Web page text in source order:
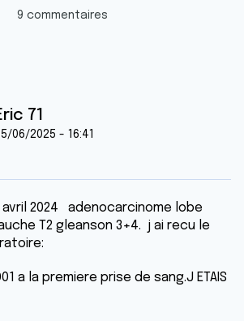
9 commentaires
71
06/2025 - 16:41
avril 2024 adenocarcinome lobe
T2 gleanson 3+4. j ai recu le
a la premiere prise de sang.J ETAIS